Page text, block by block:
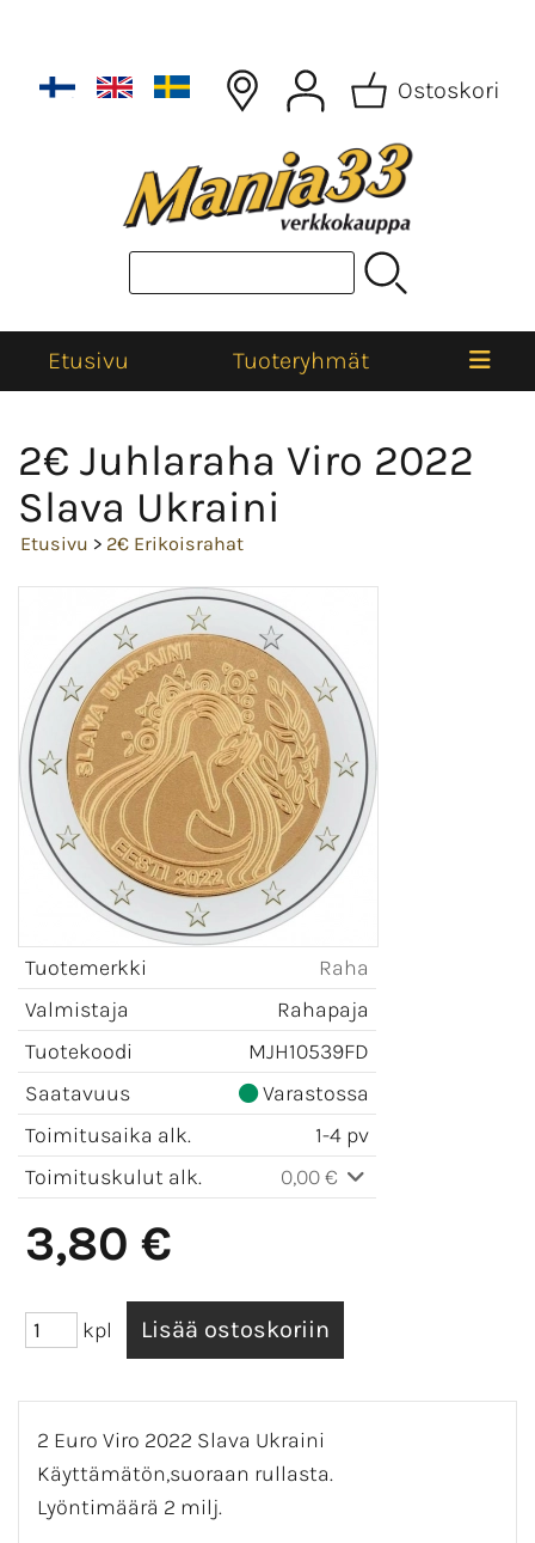
Ostoskori
Etusivu Tuoteryhmät
2€ Juhlaraha Viro 2022
Slava Ukraini
Etusivu > 2€ Erikoisrahat
Tuotemerkki
Raha
Valmistaja
Rahapaja
Tuotekoodi
MJH10539FD
Saatavuus
Varastossa
Toimitusaika alk.
1-4 pv
Toimituskulut alk.
0,00 €
3,80 €
kpl
2 Euro Viro 2022 Slava Ukraini
Käyttämätön,suoraan rullasta.
Lyöntimäärä 2 milj.